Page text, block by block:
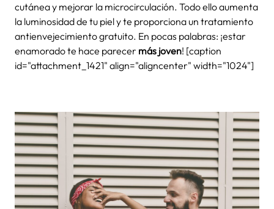
cutánea y mejorar la microcirculación. Todo ello aumenta
la luminosidad de tu piel y te proporciona un tratamiento
antienvejecimiento gratuito. En pocas palabras: ¡estar
enamorado te hace parecer más joven! [caption
id="attachment_1421" align="aligncenter" width="1024"]